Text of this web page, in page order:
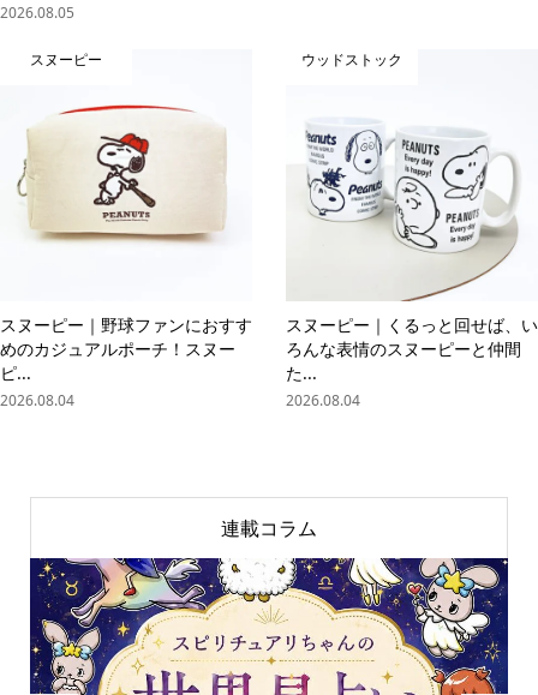
2026.08.05
スヌーピー
スヌーピー｜野球ファンにおすす
めのカジュアルポーチ！スヌー
ピ...
2026.08.04
ウッドストック
スヌーピー｜くるっと回せば、い
ろんな表情のスヌーピーと仲間
た...
2026.08.04
連載コラム